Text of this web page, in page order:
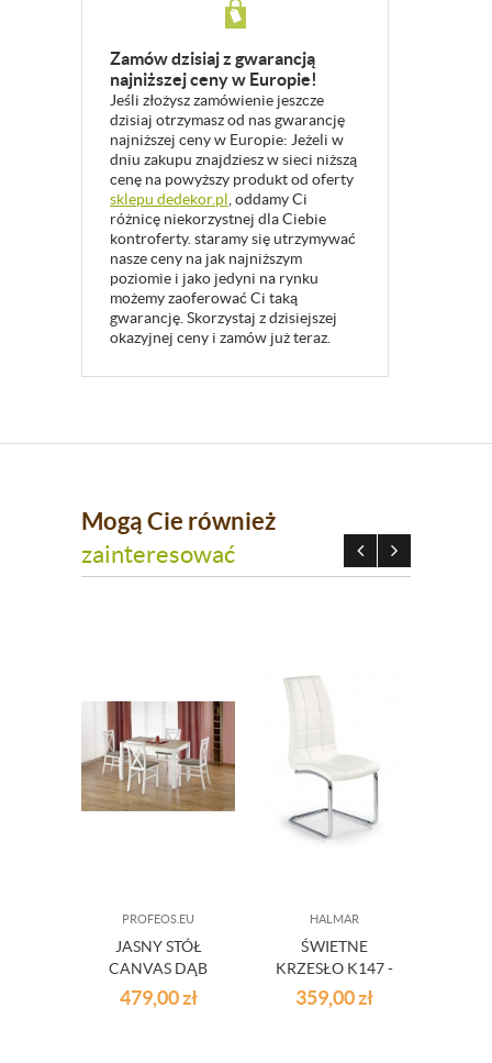
Zamów dzisiaj z gwarancją
najniższej ceny w Europie!
Jeśli złożysz zamówienie jeszcze
dzisiaj otrzymasz od nas gwarancję
najniższej ceny w Europie: Jeżeli w
dniu zakupu znajdziesz w sieci niższą
cenę na powyższy produkt od oferty
sklepu dedekor.pl, oddamy Ci
różnicę niekorzystnej dla Ciebie
kontroferty. staramy się utrzymywać
nasze ceny na jak najniższym
poziomie i jako jedyni na rynku
możemy zaoferować Ci taką
gwarancję. Skorzystaj z dzisiejszej
okazyjnej ceny i zamów już teraz.
Mogą Cie również
zainteresować
PROFEOS.EU
JASNY STÓŁ
CANVAS DĄB
SONOMA
479,00zł
HALMAR
ŚWIETNE
KRZESŁO K147 -
KOLORY
359,00zł